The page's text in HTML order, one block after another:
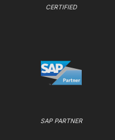
CERTIFIED
SAP PARTNER